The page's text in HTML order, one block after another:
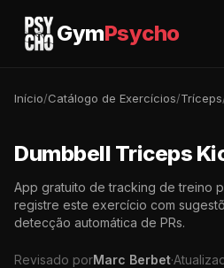
GymPsycho
Início/Catálogo de Exercícios/Tríceps
Dumbbell Triceps
App gratuito de tracking de treino
registre este exercício com
detecção automática de PRs.
Revisado porMarc Berbet·